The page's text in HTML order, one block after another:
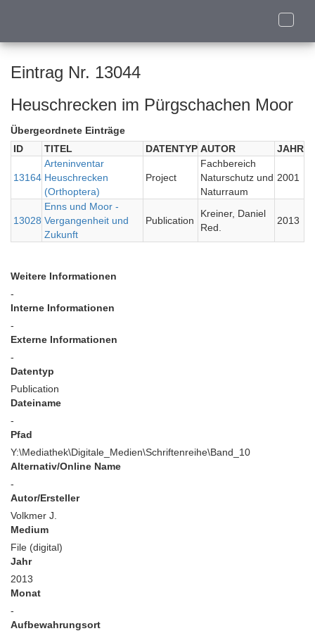
Toggle
Eintrag Nr. 13044
Heuschrecken im Pürgschachen Moor
Übergeordnete Einträge
ID
TITEL DATENTYP AUTOR JAHR
13164
Arteninventar
Heuschrecken
(Orthoptera)
Project
Fachbereich
Naturschutz und
Naturraum
2001
13028
Enns und Moor -
Vergangenheit und
Zukunft
Publication
Kreiner, Daniel
Red.
2013
Weitere Informationen
-
Interne Informationen
-
Externe Informationen
-
Datentyp
Publication
Dateiname
-
Pfad
Y:\Mediathek\Digitale_Medien\Schriftenreihe\Band_10
Alternativ/Online Name
-
Autor/Ersteller
Volkmer J.
Medium
File (digital)
Jahr
2013
Monat
-
Aufbewahrungsort